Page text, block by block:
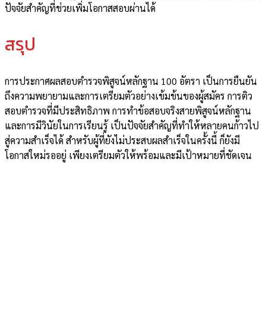
ปัจจัยสำคัญที่ช่วยเพิ่มโอกาสสอบผ่านได้
สรุป
การประกาศผลสอบตำรวจพิสูจน์หลักฐาน 100 อัตรา เป็นการยืนยัน
ถึงความพยายามและการเตรียมตัวอย่างเข้มข้นของผู้สมัคร การติว
สอบตำรวจที่มีประสิทธิภาพ การทำข้อสอบจริงสายพิสูจน์หลักฐาน
และการมีวินัยในการเรียนรู้ เป็นปัจจัยสำคัญที่ทำให้หลายคนก้าวไป
สู่ความสำเร็จได้ สำหรับผู้ที่ยังไม่ประสบผลสำเร็จในครั้งนี้ ก็ยังมี
โอกาสใหม่รออยู่ เพียงเตรียมตัวให้พร้อมและมีเป้าหมายที่ชัดเจน